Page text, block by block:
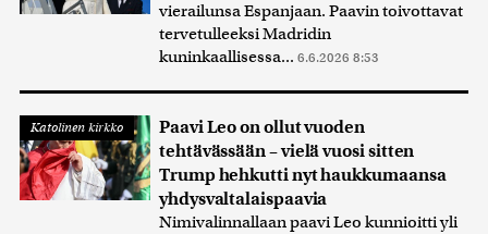
vierailunsa Espanjaan. Paavin toivottavat
tervetulleeksi Madridin
kuninkaallisessa... 6.6.2026 8:53
Katolinen kirkko
Paavi Leo on ollut vuoden
tehtävässään – vielä vuosi sitten
Trump hehkutti nyt haukkumaansa
yhdysvaltalaispaavia
Nimivalinnallaan paavi Leo kunnioitti yli